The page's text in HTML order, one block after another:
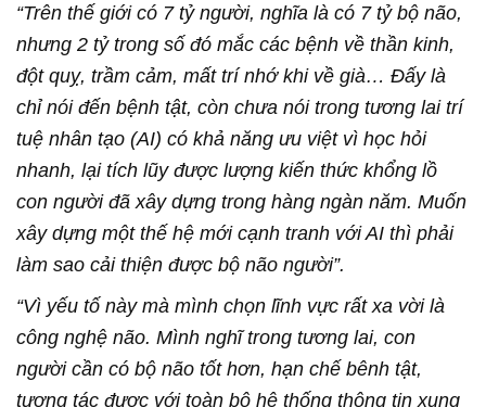
“Trên thế giới có 7 tỷ người, nghĩa là có 7 tỷ bộ não,
nhưng 2 tỷ trong số đó mắc các bệnh về thần kinh,
đột quỵ, trầm cảm, mất trí nhớ khi về già… Đấy là
chỉ nói đến bệnh tật, còn chưa nói trong tương lai trí
tuệ nhân tạo (AI) có khả năng ưu việt vì học hỏi
nhanh, lại tích lũy được lượng kiến thức khổng lồ
con người đã xây dựng trong hàng ngàn năm. Muốn
xây dựng một thế hệ mới cạnh tranh với AI thì phải
làm sao cải thiện được bộ não người”.
“Vì yếu tố này mà mình chọn lĩnh vực rất xa vời là
công nghệ não. Mình nghĩ trong tương lai, con
người cần có bộ não tốt hơn, hạn chế bênh tật,
tương tác được với toàn bộ hệ thống thông tin xung